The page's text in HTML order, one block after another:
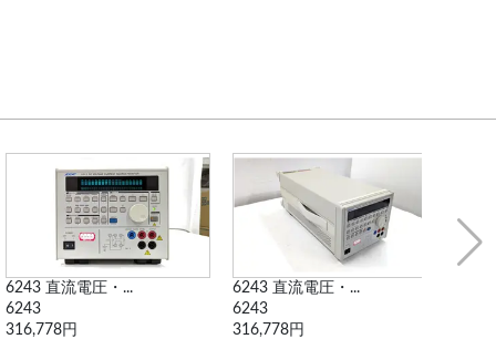
6243 直流電圧・...
6243
316,778円
4156B 半導体パ...
4156B
2,329,250円